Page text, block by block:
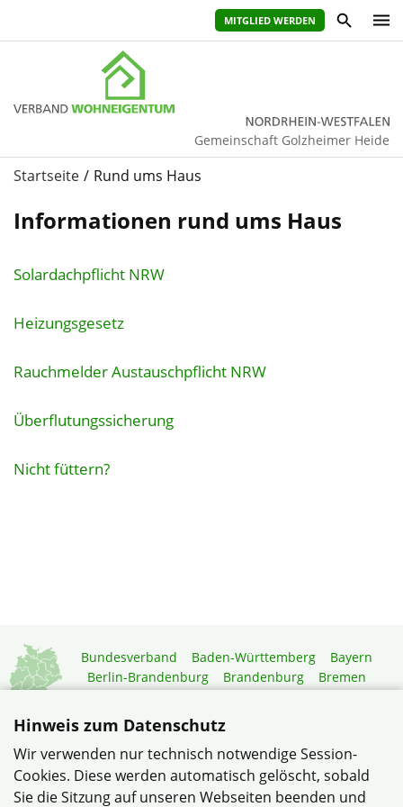
MITGLIED WERDEN
Gemeinschaft Golzheimer Heide
Startseite Rund ums Haus
Informationen rund ums Haus
Solardachpflicht NRW
Heizungsgesetz
Rauchmelder Austauschpflicht NRW
Überflutungssicherung
Nicht füttern?
Bundesverband Baden-Württemberg
Bayern
Berlin-Brandenburg
Brandenburg
Bremen
Niedersachsen
Nordrhein-Westfalen
Rheinland-Pfalz
Saarland
Sachsen-Anhalt
Schleswig-Holstein
Thüringen
Mitgliedermagazin
Gartenberatung
Hinweis zum Datenschutz
Wir verwenden nur technisch notwendige Session-
Cookies. Diese werden automatisch gelöscht, sobald
Sie die Sitzung auf unseren Webseiten beenden und